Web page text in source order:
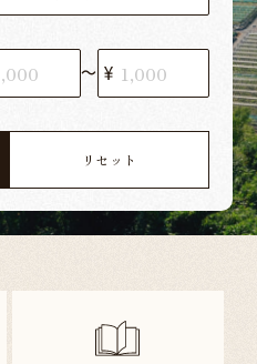
〜
リセット